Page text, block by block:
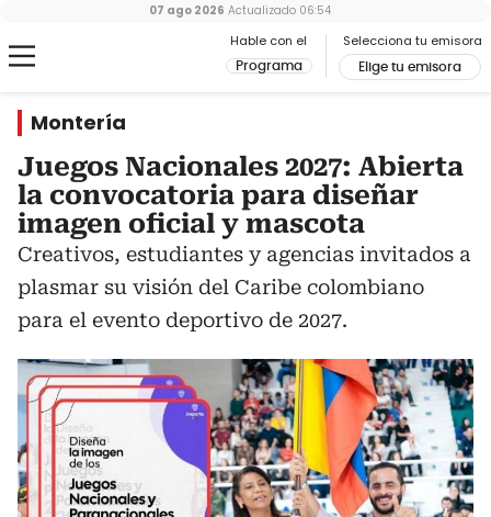
Hable con el
Programa
Selecciona tu emisora
Elige tu emisora
07 ago 2026 Actualizado 06:54
Montería
Juegos Nacionales 2027: Abierta
la convocatoria para diseñar
imagen oficial y mascota
Creativos, estudiantes y agencias invitados a
plasmar su visión del Caribe colombiano
para el evento deportivo de 2027.